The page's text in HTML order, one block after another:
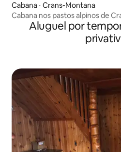
Cabana ⋅ Crans-Montana
Cabana nos pastos alpinos de
Aluguel por